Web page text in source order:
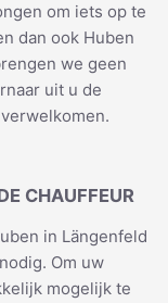
om iets op te
dan ook Huben
we geen
uit u de
CHAUFFEUR
in Längenfeld
Om uw
mogelijk te